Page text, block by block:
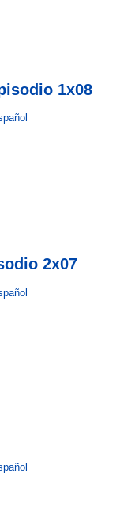
1x08
2x07